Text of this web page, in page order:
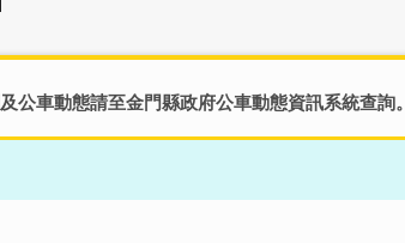
公車動態請至金門縣政府公車動態資訊系統查詢。